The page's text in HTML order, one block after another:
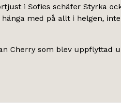
i Sofies schäfer Styrka
med på allt i helgen,
Cherry som blev uppflyttad